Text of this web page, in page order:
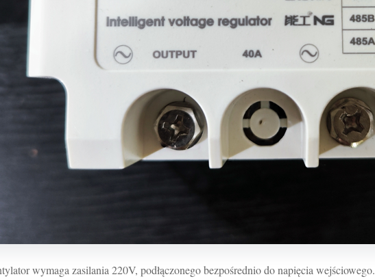
wymaga zasilania 220V, podłączonego bezpośrednio do napięcia wejściowego.